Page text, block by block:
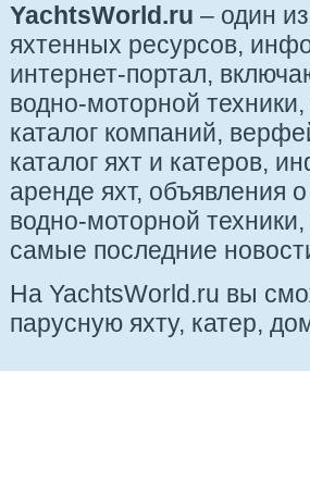
YachtsWorld.ru – один
яхтенных ресурсов,
интернет-портал,
водно-моторной
каталог компаний,
каталог яхт и катеров,
аренде яхт, объявления
водно-моторной
самые последние
На YachtsWorld.ru вы
парусную яхту, катер,